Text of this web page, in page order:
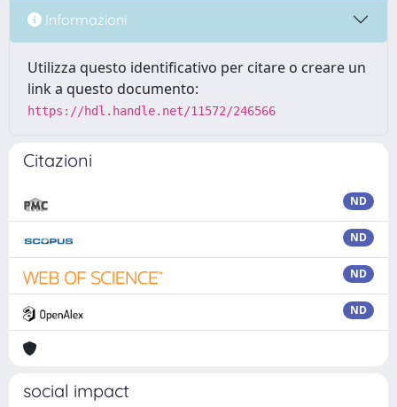
Informazioni
Utilizza questo identificativo per citare o creare un
link a questo documento:
https://hdl.handle.net/11572/246566
Citazioni
ND
ND
ND
ND
social impact